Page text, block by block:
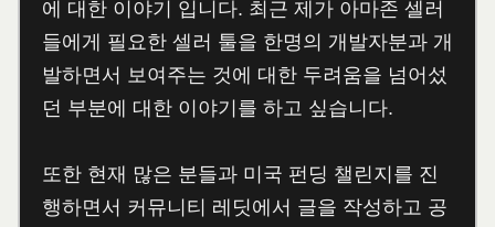
에 대한 이야기 입니다. 최근 제가 아마존 셀러
들에게 필요한 셀러 툴을 한명의 개발자분과 개
발하면서 보여주는 것에 대한 두려움을 넘어섰
던 부분에 대한 이야기를 하고 싶습니다.
또한 현재 많은 분들과 미국 펀딩 챌린지를 진
행하면서 커뮤니티 레딧에서 글을 작성하고 공